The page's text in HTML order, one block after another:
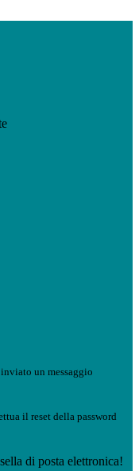
un messaggio
il reset della password
di posta elettronica!